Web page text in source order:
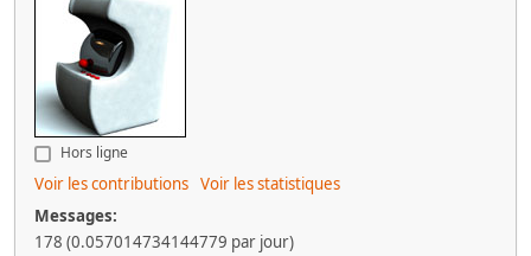
Hors ligne
Voir les contributions Voir les statistiques
Messages:
178 (0.057014734144779 par jour)